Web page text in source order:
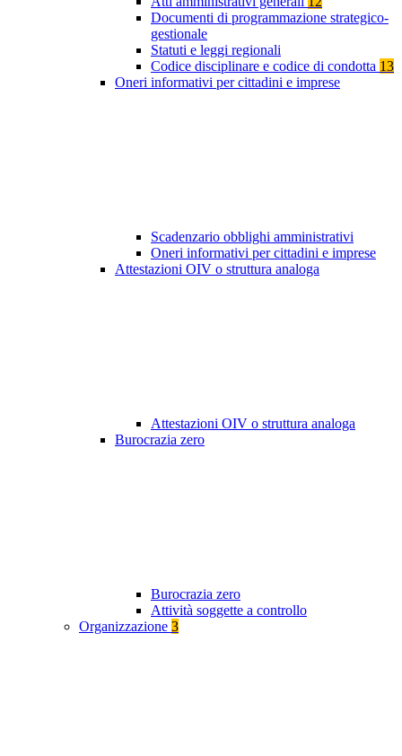
Documenti di programmazione strategico-
gestionale
Statuti e leggi regionali
Codice disciplinare e codice di condotta 13
Oneri informativi per cittadini e imprese
Scadenzario obblighi amministrativi
Oneri informativi per cittadini e imprese
Attestazioni OIV o struttura analoga
Attestazioni OIV o struttura analoga
Burocrazia zero
Burocrazia zero
Attività soggette a controllo
Organizzazione 3